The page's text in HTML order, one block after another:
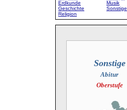
Erdkunde
Geschichte
Religion
Musik
Sonstige
Sonstige
Abitur
Oberstufe